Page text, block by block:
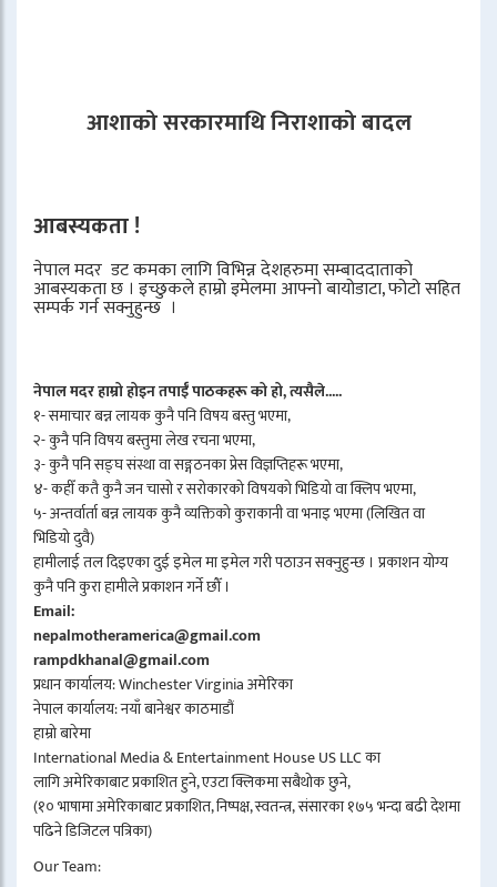
आशाको सरकारमाथि निराशाको बादल
आबस्यकता !
नेपाल मदर डट कमका लागि विभिन्न देशहरुमा सम्बाददाताको
आबस्यकता छ । इच्छुकले हाम्रो इमेलमा आफ्नो बायोडाटा, फोटो सहित
सम्पर्क गर्न सक्नुहुन्छ ।
नेपाल मदर हाम्रो होइन तपाईँ पाठकहरू को हो, त्यसैले.....
१- समाचार बन्न लायक कुनै पनि विषय बस्तु भएमा,
२- कुनै पनि विषय बस्तुमा लेख रचना भएमा,
३- कुनै पनि सङ्घ संस्था वा सङ्गठनका प्रेस विज्ञप्तिहरू भएमा,
४- कहीँ कतै कुनै जन चासो र सरोकारको विषयको भिडियो वा क्लिप भएमा,
५- अन्तर्वार्ता बन्न लायक कुनै व्यक्तिको कुराकानी वा भनाइ भएमा (लिखित वा
भिडियो दुवै)
हामीलाई तल दिइएका दुई इमेल मा इमेल गरी पठाउन सक्नुहुन्छ । प्रकाशन योग्य
कुनै पनि कुरा हामीले प्रकाशन गर्ने छौँ ।
Email:
nepalmotheramerica@gmail.com
rampdkhanal@gmail.com
प्रधान कार्यालय: Winchester Virginia अमेरिका
नेपाल कार्यालय: नयाँ बानेश्वर काठमाडौं
हाम्रो बारेमा
International Media & Entertainment House US LLC का
लागि अमेरिकाबाट प्रकाशित हुने, एउटा क्लिकमा सबैथोक छुने,
(१० भाषामा अमेरिकाबाट प्रकाशित, निष्पक्ष, स्वतन्त्र, संसारका १७५ भन्दा बढी देशमा
पढिने डिजिटल पत्रिका)
Our Team: